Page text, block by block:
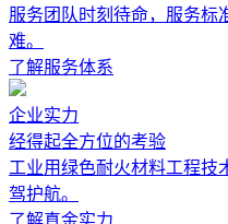
服务团队时刻待命，服务标
难。
了解服务体系
企业实力
经得起全方位的考验
工业用绿色耐火材料工程技
驾护航。